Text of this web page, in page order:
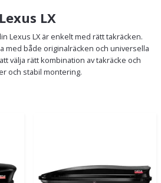
LX
Lexus LX är enkelt med rätt takräcken.
med både originalräcken och universella
välja rätt kombination av takräcke och
och stabil montering.